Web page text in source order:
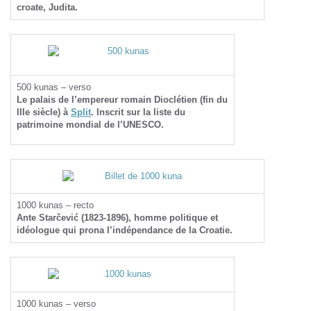
croate, Judita.
500 kunas – verso
Le palais de l’empereur romain Dioclétien (fin du
IIIe siècle) à Split. Inscrit sur la liste du
patrimoine mondial de l’UNESCO.
1000 kunas – recto
Ante Starčević (1823-1896), homme politique et
idéologue qui prona l’indépendance de la Croatie.
1000 kunas – verso